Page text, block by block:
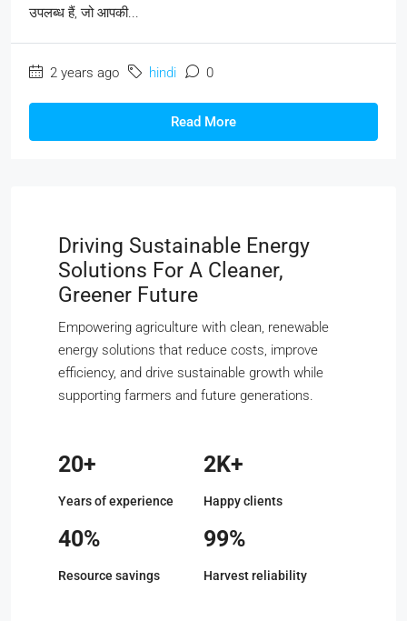
उपलब्ध हैं, जो आपकी...
2 years ago hindi 0
Read More
Driving Sustainable Energy
Solutions For A Cleaner,
Greener Future
Empowering agriculture with clean, renewable
energy solutions that reduce costs, improve
efficiency, and drive sustainable growth while
supporting farmers and future generations.
20+
Years of experience
2K+
Happy clients
40%
Resource savings
99%
Harvest reliability